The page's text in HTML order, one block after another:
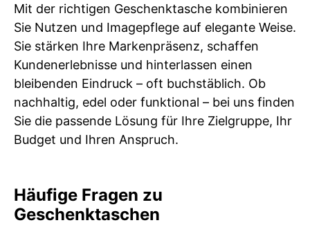
Mit der richtigen Geschenktasche kombinieren
Sie Nutzen und Imagepflege auf elegante Weise.
Sie stärken Ihre Markenpräsenz, schaffen
Kundenerlebnisse und hinterlassen einen
bleibenden Eindruck – oft buchstäblich. Ob
nachhaltig, edel oder funktional – bei uns finden
Sie die passende Lösung für Ihre Zielgruppe, Ihr
Budget und Ihren Anspruch.
Häufige Fragen zu
Geschenktaschen